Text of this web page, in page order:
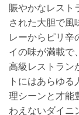
賑やかなレスト
された大胆で風
レーからピリ辛
イの味が満載で
高級レストラン
トにはあらゆ
理シーンと才能
わえないダイニ